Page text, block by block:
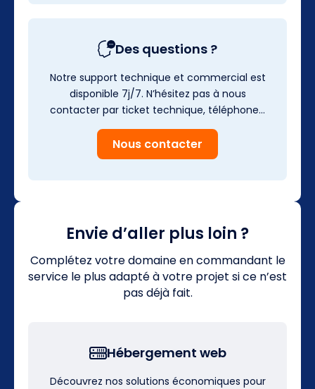
Des questions ?
Notre support technique et commercial est
disponible 7j/7. N’hésitez pas à nous
contacter par ticket technique, téléphone…
Nous contacter
Envie d’aller plus loin ?
Complétez votre domaine en commandant le
service le plus adapté à votre projet si ce n’est
pas déjà fait.
Hébergement web
Découvrez nos solutions économiques pour